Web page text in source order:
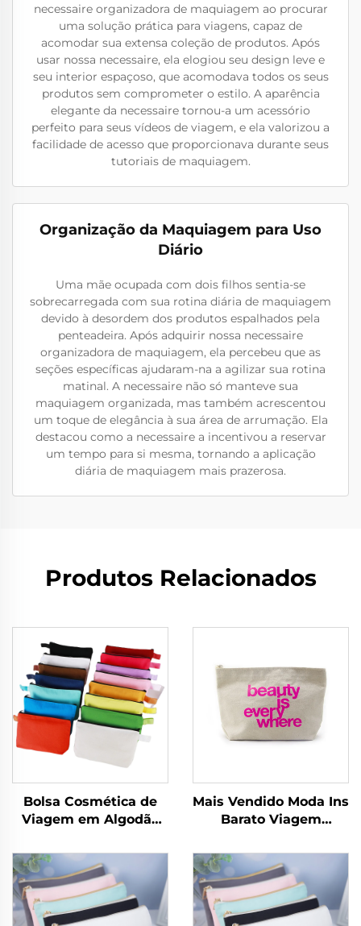
necessaire organizadora de maquiagem ao procurar
uma solução prática para viagens, capaz de
acomodar sua extensa coleção de produtos. Após
usar nossa necessaire, ela elogiou seu design leve e
seu interior espaçoso, que acomodava todos os seus
produtos sem comprometer o estilo. A aparência
elegante da necessaire tornou-a um acessório
perfeito para seus vídeos de viagem, e ela valorizou a
facilidade de acesso que proporcionava durante seus
tutoriais de maquiagem.
Organização da Maquiagem para Uso
Diário
Uma mãe ocupada com dois filhos sentia-se
sobrecarregada com sua rotina diária de maquiagem
devido à desordem dos produtos espalhados pela
penteadeira. Após adquirir nossa necessaire
organizadora de maquiagem, ela percebeu que as
seções específicas ajudaram-na a agilizar sua rotina
matinal. A necessaire não só manteve sua
maquiagem organizada, mas também acrescentou
um toque de elegância à sua área de arrumação. Ela
destacou como a necessaire a incentivou a reservar
um tempo para si mesma, tornando a aplicação
diária de maquiagem mais prazerosa.
Produtos Relacionados
Bolsa Cosmética de
Viagem em Algodão
Personalizado,
Ecologicamente
Correta,
Compartimento
Mais Vendido Moda Ins
Barato Viagem
Chave Caneta
Reciclável Bolsa
Ecológica Bolsas
Cosméticas com